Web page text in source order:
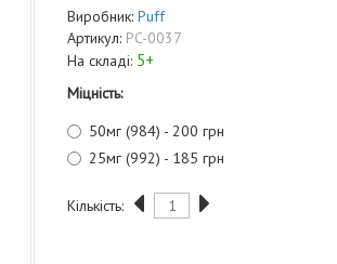
Виробник:Puff
Артикул: PC-0037
На складі: 5+
Міцність:
50мг (984) - 200 грн
25мг (992) - 185 грн
Кількість: